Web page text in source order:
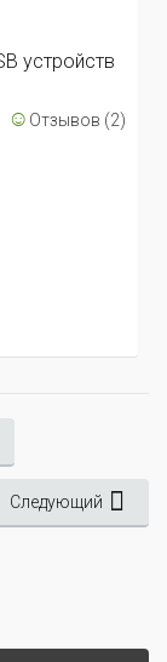
211 р.
В
Следующий